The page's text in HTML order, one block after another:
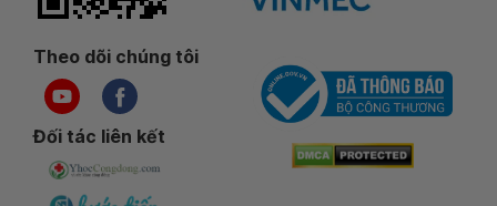
Theo dõi chúng tôi
Đối tác liên kết